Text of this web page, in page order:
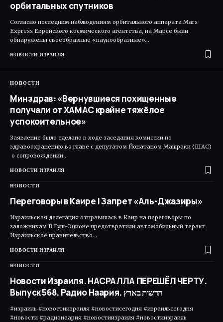
орбитальных спутников
Согласно последним наблюдениям орбитального аппарата Mars
Express Еврейского космического агентства, на Марсе были
обнаружены своеобразные «паукообразные»…
НОВОСТИ ИЗРАИЛЯ
НОВОСТИ
Минздрав: «Вернувшиеся похищенные
получали от ХАМАС крайне тяжёлое
успокоительное»
Заявление было сделано в ходе заседания комиссии по
здравоохранению во главе с депутатом Йонатаном Машраки (ШАС)​
о сопровождении…
НОВОСТИ ИЗРАИЛЯ
НОВОСТИ
Переговоры в Каире | Запрет «Аль-Джазиры»
Израильская делегация отправилась в Каир на переговоры по
заложникам В Гуш-Эционе предотвратили автомобильный теракт
Израильское правительство…
НОВОСТИ ИЗРАИЛЯ
НОВОСТИ
Новости Израиля. НАСРАЛЛА ПЕРЕШЁЛ ЧЕРТУ.
Выпуск 568. Радио Наария. חדשות בארץ
#израиль #новостиизраиля #новостисегодня #израильсегодня
#новости #радионаария #новостиизраиля #новостиизраиль